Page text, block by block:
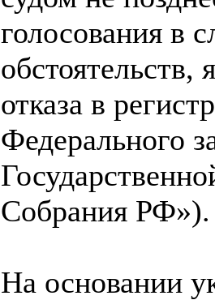
голосования в
отказа в
Федерального
Собрания РФ»).
На основании